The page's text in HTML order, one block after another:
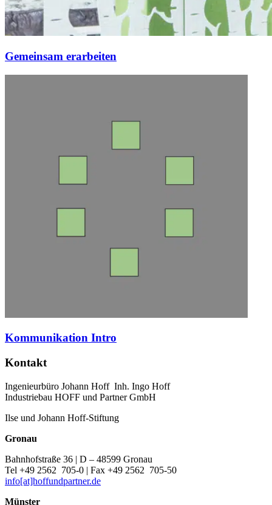
Gemeinsam erarbeiten
Kommunikation Intro
Kontakt
Ingenieurbüro Johann Hoff Inh. Ingo Hoff
Industriebau HOFF und Partner GmbH
Ilse und Johann Hoff-Stiftung
Gronau
Bahnhofstraße 36 | D – 48599 Gronau
Tel +49 2562 705-0 | Fax +49 2562 705-50
info[at]hoffundpartner.de
Münster